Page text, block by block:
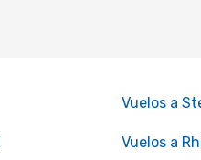
Vuelos a
Vuelos a